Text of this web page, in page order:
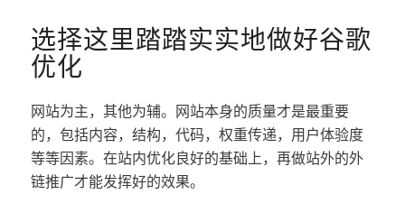
选择这里踏踏实实地做好谷歌
优化
网站为主，其他为辅。网站本身的质量才是最重要
的，包括内容，结构，代码，权重传递，用户体验度
等等因素。在站内优化良好的基础上，再做站外的外
链推广才能发挥好的效果。